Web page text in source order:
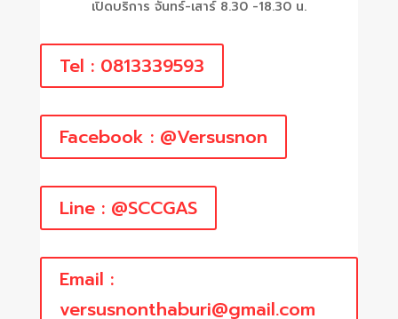
เปิดบริการ จันทร์-เสาร์ 8.30 -18.30 น.
Tel : 0813339593
Facebook : @Versusnon
Line : @SCCGAS
Email :
versusnonthaburi@gmail.com